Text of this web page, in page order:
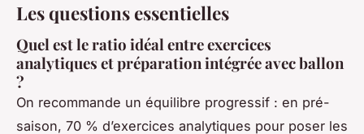
Les questions essentielles
Quel est le ratio idéal entre exercices
analytiques et préparation intégrée avec ballon
?
On recommande un équilibre progressif : en pré-
saison, 70 % d’exercices analytiques pour poser les